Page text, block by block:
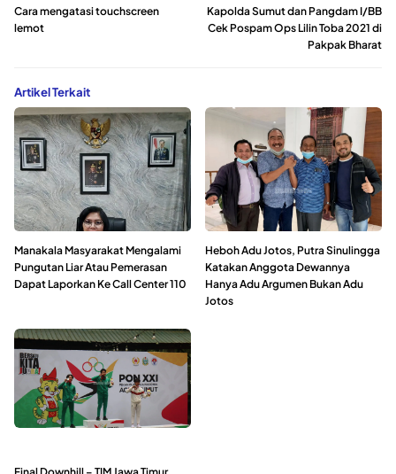
Cara mengatasi touchscreen
lemot
Kapolda Sumut dan Pangdam I/BB
Cek Pospam Ops Lilin Toba 2021 di
Pakpak Bharat
Artikel Terkait
Manakala Masyarakat Mengalami
Pungutan Liar Atau Pemerasan
Dapat Laporkan Ke Call Center 110
Heboh Adu Jotos, Putra Sinulingga
Katakan Anggota Dewannya
Hanya Adu Argumen Bukan Adu
Jotos